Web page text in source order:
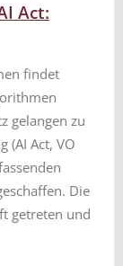
Act:
findet
gelangen zu
(AI Act, VO
Die
getreten und